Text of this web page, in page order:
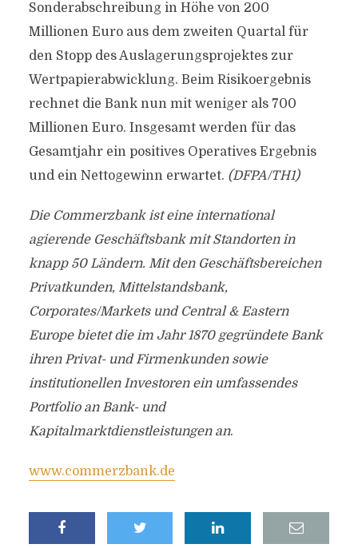
Sonderabschreibung in Höhe von 200
Millionen Euro aus dem zweiten Quartal für
den Stopp des Auslagerungsprojektes zur
Wertpapierabwicklung. Beim Risikoergebnis
rechnet die Bank nun mit weniger als 700
Millionen Euro. Insgesamt werden für das
Gesamtjahr ein positives Operatives Ergebnis
und ein Nettogewinn erwartet. (DFPA/TH1)
Die Commerzbank ist eine international
agierende Geschäftsbank mit Standorten in
knapp 50 Ländern. Mit den Geschäftsbereichen
Privatkunden, Mittelstandsbank,
Corporates/Markets und Central & Eastern
Europe bietet die im Jahr 1870 gegründete Bank
ihren Privat- und Firmenkunden sowie
institutionellen Investoren ein umfassendes
Portfolio an Bank- und
Kapitalmarktdienstleistungen an.
www.commerzbank.de